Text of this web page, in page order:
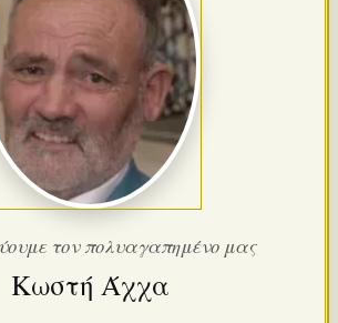
τον πολυαγαπημένο μας
Κωστή Άχχα